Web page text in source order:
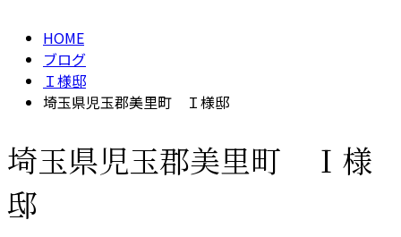
HOME
ブログ
Ｉ様邸
埼玉県児玉郡美里町 Ｉ様邸
埼玉県児玉郡美里町 Ｉ様
邸